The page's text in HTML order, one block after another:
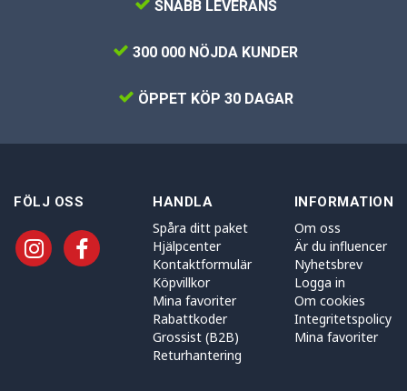
SNABB LEVERANS
300 000 NÖJDA KUNDER
ÖPPET KÖP 30 DAGAR
FÖLJ OSS HANDLA
Spåra ditt paket
Hjälpcenter
Kontaktformulär
Köpvillkor
Mina favoriter
Rabattkoder
Grossist (B2B)
Returhantering
INFORMATION
Om oss
Är du influencer
Nyhetsbrev
Logga in
Om cookies
Integritetspolicy
Mina favoriter